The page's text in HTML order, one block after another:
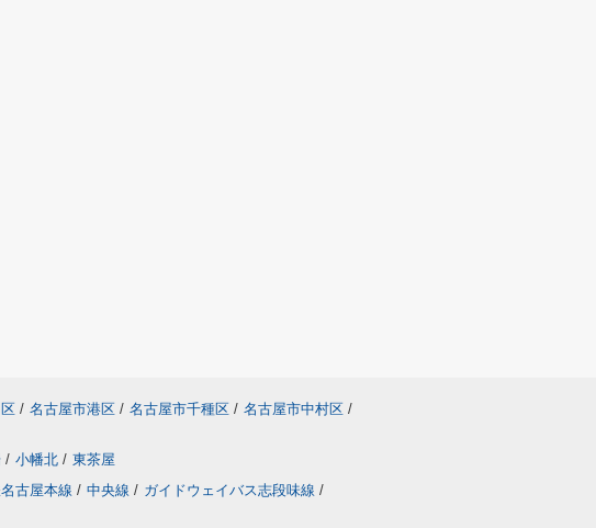
/ 名古屋市港区 / 名古屋市千種区 / 名古屋市中村区 /
/ 小幡北 / 東茶屋
古屋本線 / 中央線 / ガイドウェイバス志段味線 /